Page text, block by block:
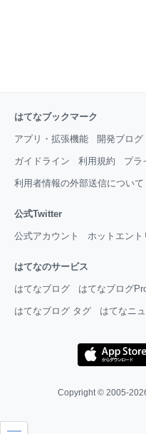
はてなブックマーク
アプリ・拡張機能 開発ブログ
ガイドライン 利用規約 プラ
利用者情報の外部送信について
公式Twitter
公式アカウント ホットエント
はてなのサービス
はてなブログ はてなブログ
はてなブログ タグ はてなニ
Copyright © 2005-